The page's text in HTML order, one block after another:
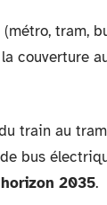
tram,
couverture
train au
bus
2035.